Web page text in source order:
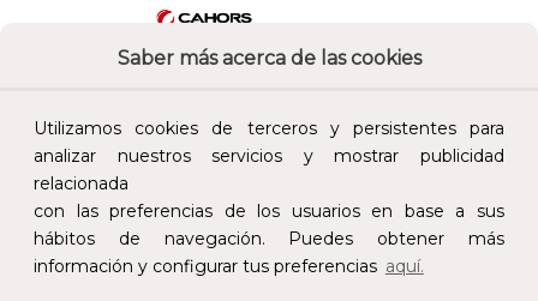
Saber más acerca de las cookies
Utilizamos cookies de terceros y persistentes para
analizar nuestros servicios y mostrar publicidad
relacionada
con las preferencias de los usuarios en base a sus
hábitos de navegación. Puedes obtener más
información y configurar tus preferencias aquí.
Añade al carrito y sigue el proceso de
4,95 €
AÑADIR AL CARRITO